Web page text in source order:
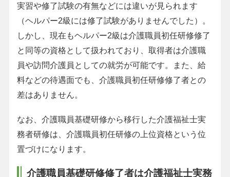
実習や修了試験の有無などには違いが見られます
（ヘルパー2級には修了試験がありませんでした）。
しかし、現在もヘルパー2級は介護職員初任研修修了
と同等の資格として扱われており、取得者は介護職
員や訪問介護員としての就労が可能です。また、給
料などの待遇面でも、介護職員初任研修修了者との
差はありません。
なお、介護職員基礎研修から移行した介護福祉士実
務者研修は、介護職員初任研修の上位資格という位
置づけになります。
介護職員基礎研修修了者は介護福祉士実務